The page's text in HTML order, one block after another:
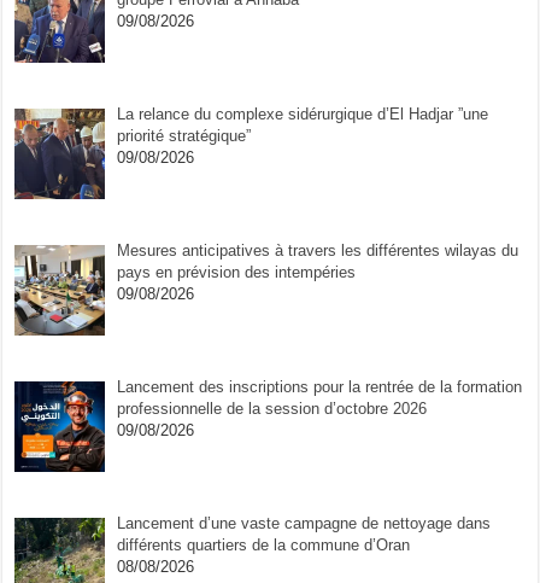
09/08/2026
La relance du complexe sidérurgique d’El Hadjar ”une
priorité stratégique”
09/08/2026
Mesures anticipatives à travers les différentes wilayas du
pays en prévision des intempéries
09/08/2026
Lancement des inscriptions pour la rentrée de la formation
professionnelle de la session d’octobre 2026
09/08/2026
Lancement d’une vaste campagne de nettoyage dans
différents quartiers de la commune d’Oran
08/08/2026